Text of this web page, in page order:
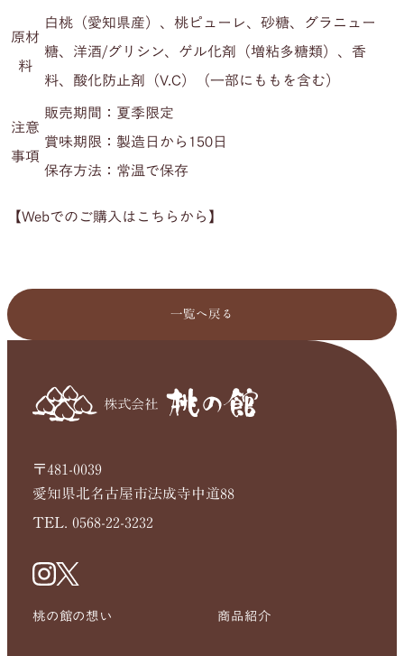
原材
料
白桃（愛知県産）、桃ピューレ、砂糖、グラニュー
糖、洋酒/グリシン、ゲル化剤（増粘多糖類）、香
料、酸化防止剤（V.C）（一部にももを含む）
注意
事項
販売期間：夏季限定
賞味期限：製造日から150日
保存方法：常温で保存
【Webでのご購入はこちらから】
一覧へ戻る
〒481-0039
愛知県北名古屋市法成寺中道88
TEL. 0568-22-3232
桃の館の想い 商品紹介